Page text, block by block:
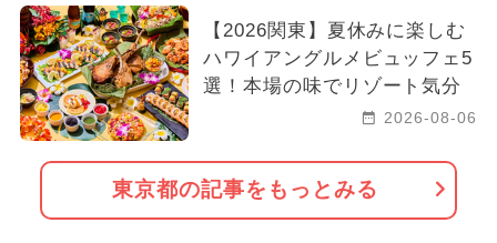
【2026関東】夏休みに楽しむ
ハワイアングルメビュッフェ5
選！本場の味でリゾート気分
2026-08-06
東京都の記事をもっとみる